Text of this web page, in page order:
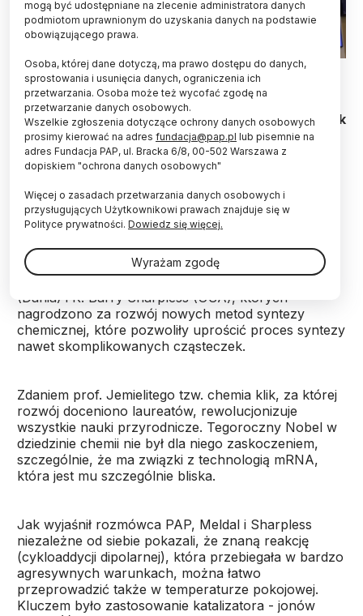
EPA/Christine Olsson 05.10.2022
Nazwa "chemia klik" nawiązuje do dźwięku
wydawanego przez łączące się ze sobą klocki – tak
w prosty sposób można budować złożone
molekuły dzięki odkryciom noblistów. Chemia
bioortogonalna poprzez takie połączenia
testy diagnostyczne czy terapie celowane –
tłumaczy prof. Jacek Jemielity z UW.
Laureatami tegorocznej Nagrody Nobla z chemii
(Dania) i K. Barry Sharpless (USA), których
nagrodzono za rozwój nowych metod syntezy
chemicznej, które pozwoliły uprościć proces syntezy
nawet skomplikowanych cząsteczek.
Zdaniem prof. Jemielitego tzw. chemia klik, za której
rozwój doceniono laureatów, rewolucjonizuje
wszystkie nauki przyrodnicze. Tegoroczny Nobel w
dziedzinie chemii nie był dla niego zaskoczeniem,
szczególnie, że ma związki z technologią mRNA,
która jest mu szczególnie bliska.
Jak wyjaśnił rozmówca PAP, Meldal i Sharpless
niezależne od siebie pokazali, że znaną reakcję
(cykloaddycji dipolarnej), która przebiegała w bardzo
agresywnych warunkach, można łatwo
przeprowadzić także w temperaturze pokojowej.
Kluczem było zastosowanie katalizatora - jonów
mogą być udostępniane na zlecenie administratora danych
podmiotom uprawnionym do uzyskania danych na podstawie
obowiązującego prawa.
Osoba, której dane dotyczą, ma prawo dostępu do danych,
sprostowania i usunięcia danych, ograniczenia ich
przetwarzania. Osoba może też wycofać zgodę na
przetwarzanie danych osobowych.
Wszelkie zgłoszenia dotyczące ochrony danych osobowych
prosimy kierować na adres fundacja@pap.pl lub pisemnie na
adres Fundacja PAP, ul. Bracka 6/8, 00-502 Warszawa z
dopiskiem "ochrona danych osobowych"
Więcej o zasadach przetwarzania danych osobowych i
przysługujących Użytkownikowi prawach znajduje się w
Polityce prywatności. Dowiedz się więcej.
Wyrażam zgodę